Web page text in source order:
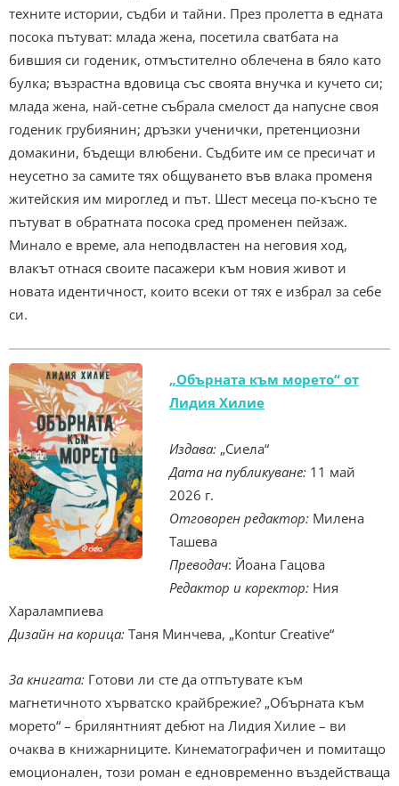
техните истории, съдби и тайни. През пролетта в едната
посока пътуват: млада жена, посетила сватбата на
бившия си годеник, отмъстително облечена в бяло като
булка; възрастна вдовица със своята внучка и кучето си;
млада жена, най-сетне събрала смелост да напусне своя
годеник грубиянин; дръзки ученички, претенциозни
домакини, бъдещи влюбени. Съдбите им се пресичат и
неусетно за самите тях общуването във влака променя
житейския им мироглед и път. Шест месеца по-късно те
пътуват в обратната посока сред променен пейзаж.
Минало е време, ала неподвластен на неговия ход,
влакът отнася своите пасажери към новия живот и
новата идентичност, които всеки от тях е избрал за себе
си.
„Обърната към морето“ от
Лидия Хилие
Издава: „Сиела“
Дата на публикуване: 11 май
2026 г.
Отговорен редактор: Милена
Ташева
Преводач: Йоана Гацова
Редактор и коректор: Ния
Харалампиева
Дизайн на корица: Таня Минчева, „Kontur Creative“
За книгата: Готови ли сте да отпътувате към
магнетичното хърватско крайбрежие? „Обърната към
морето“ – брилянтният дебют на Лидия Хилие – ви
очаква в книжарниците. Кинематографичен и помитащо
емоционален, този роман е едновременно въздействаща